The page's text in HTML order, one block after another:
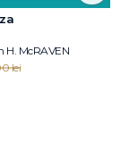
H. McRAVEN
lei